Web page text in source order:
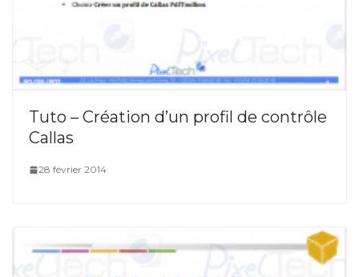
Tuto – Création d’un profil de contrôle
Callas
28 février 2014